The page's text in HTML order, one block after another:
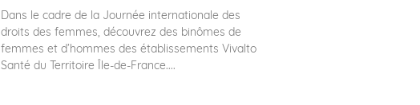
Dans le cadre de la Journée internationale des
droits des femmes, découvrez des binômes de
femmes et d’hommes des établissements Vivalto
Santé du Territoire Île-de-France....